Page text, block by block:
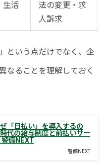
生活
法の変更・求
人訴求
という点だけでなく、企
なることを理解しておく
「日払い」を導入するの
代の給与制度と前払いサー
備NEXT
警備NEXT